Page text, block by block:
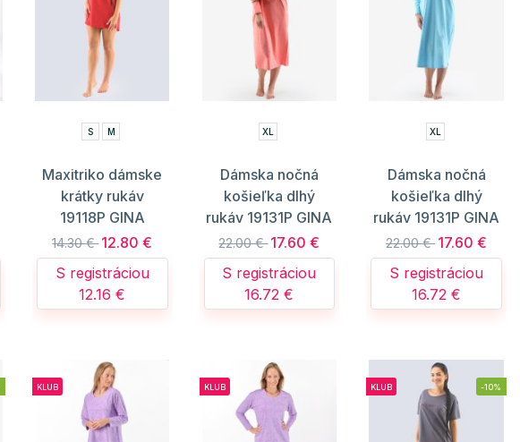
S M
Maxitriko dámske
krátky rukáv
19118P GINA
14.30 € 12.80 €
S registráciou
12.16 €
XL
Dámska nočná
košieľka dlhý
rukáv 19131P GINA
22.00 € 17.60 €
S registráciou
16.72 €
XL
Dámska nočná
košieľka dlhý
rukáv 19131P GINA
22.00 € 17.60 €
S registráciou
16.72 €
KLUB KLUB KLUB -10%